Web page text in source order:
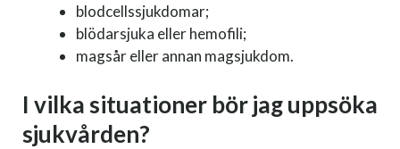
blodcellssjukdomar;
blödarsjuka eller hemofili;
magsår eller annan magsjukdom.
I vilka situationer bör jag uppsöka
sjukvården?